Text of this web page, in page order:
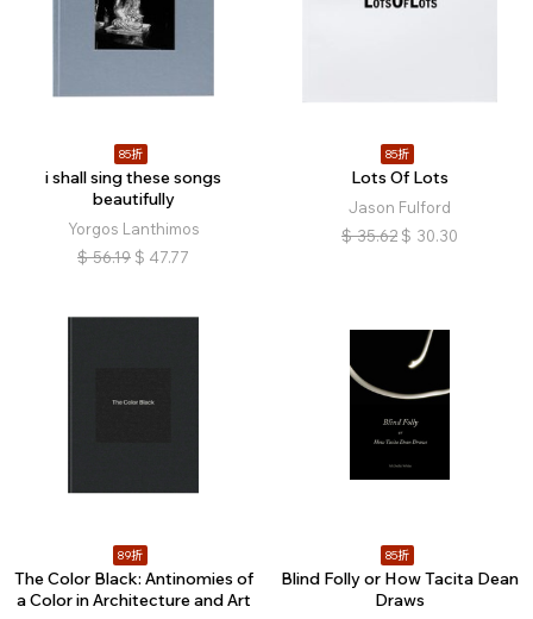
85折
i shall sing these songs
beautifully
Yorgos Lanthimos
$ 56.19 $ 47.77
85折
Lots Of Lots
Jason Fulford
$ 35.62 $ 30.30
89折
The Color Black: Antinomies of
a Color in Architecture and Art
85折
Blind Folly or How Tacita Dean
Draws